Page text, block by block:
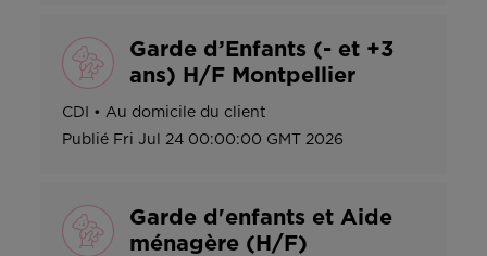
Garde d’Enfants (- et +3
ans) H/F Montpellier
CDI • Au domicile du client
Publié Fri Jul 24 00:00:00 GMT 2026
Garde d'enfants et Aide
ménagère (H/F)